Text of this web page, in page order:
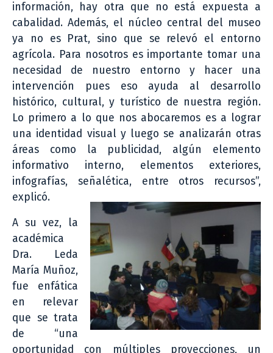
información, hay otra que no está expuesta a
cabalidad. Además, el núcleo central del museo
ya no es Prat, sino que se relevó el entorno
agrícola. Para nosotros es importante tomar una
necesidad de nuestro entorno y hacer una
intervención pues eso ayuda al desarrollo
histórico, cultural, y turístico de nuestra región.
Lo primero a lo que nos abocaremos es a lograr
una identidad visual y luego se analizarán otras
áreas como la publicidad, algún elemento
informativo interno, elementos exteriores,
infografías, señalética, entre otros recursos”,
explicó.
A su vez, la
académica
Dra. Leda
María Muñoz,
fue enfática
en relevar
que se trata
de “una
oportunidad con múltiples proyecciones, un